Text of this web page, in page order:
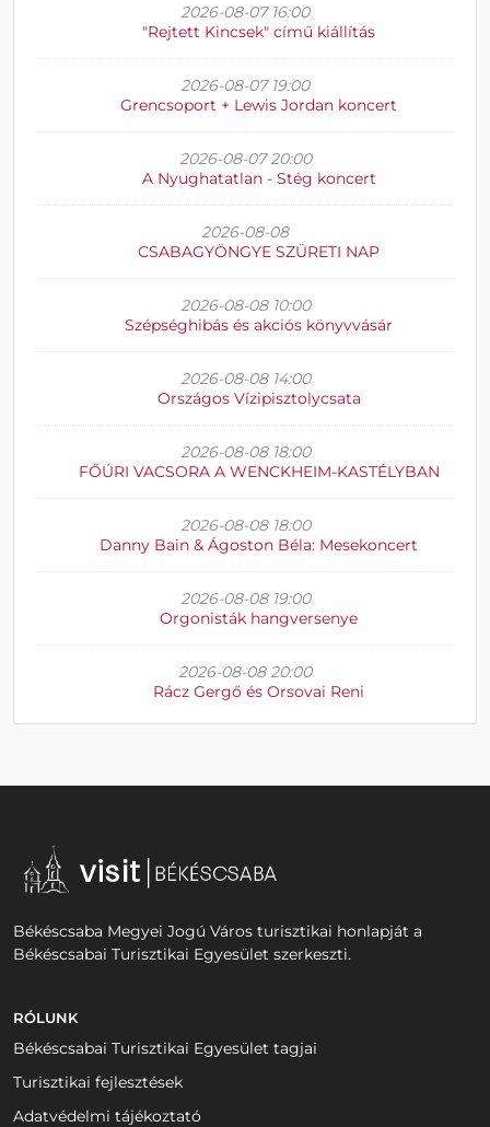
2026-08-07 16:00
"Rejtett Kincsek" című kiállítás
2026-08-07 19:00
Grencsoport + Lewis Jordan koncert
2026-08-07 20:00
A Nyughatatlan - Stég koncert
2026-08-08
CSABAGYÖNGYE SZÜRETI NAP
2026-08-08 10:00
Szépséghibás és akciós könyvvásár
2026-08-08 14:00
Országos Vízipisztolycsata
2026-08-08 18:00
FŐÚRI VACSORA A WENCKHEIM-KASTÉLYBAN
2026-08-08 18:00
Danny Bain & Ágoston Béla: Mesekoncert
2026-08-08 19:00
Orgonisták hangversenye
2026-08-08 20:00
Rácz Gergő és Orsovai Reni
Békéscsaba Megyei Jogú Város turisztikai honlapját a
Békéscsabai Turisztikai Egyesület szerkeszti.
RÓLUNK
Békéscsabai Turisztikai Egyesület tagjai
Turisztikai fejlesztések
Adatvédelmi tájékoztató